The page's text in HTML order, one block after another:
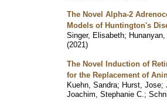
The Novel Alpha-2
Models of Huntington's
Singer, Elisabeth;
(2021)
The Novel Induction of
for the Replacement of
Kuehn, Sandra; Hurst, Jose;
Joachim, Stephanie C. ;